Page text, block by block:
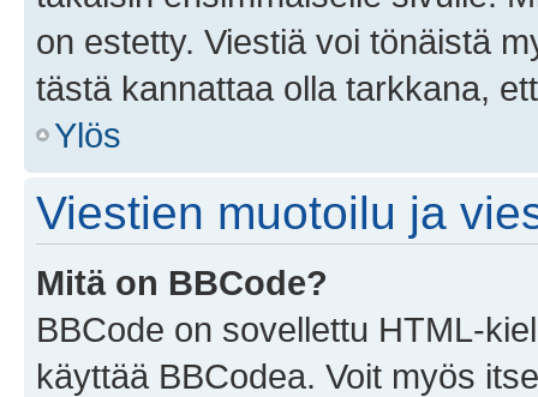
on estetty. Viestiä voi tönäistä
tästä kannattaa olla tarkkana,
Ylös
Viestien muotoilu ja
Mitä on BBCode?
BBCode on sovellettu HTML-
käyttää BBCodea. Voit myös